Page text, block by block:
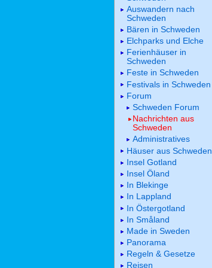
Auswandern nach
Schweden
Bären in Schweden
Elchparks und Elche
Ferienhäuser in
Schweden
Feste in Schweden
Festivals in Schweden
Forum
Schweden Forum
Nachrichten aus
Schweden
Administratives
Häuser aus Schweden
Insel Gotland
Insel Öland
In Blekinge
In Lappland
In Östergotland
In Småland
Made in Sweden
Panorama
Regeln & Gesetze
Reisen